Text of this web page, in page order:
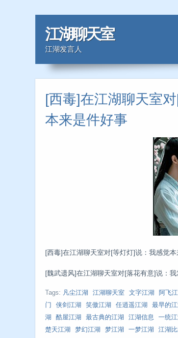
江湖聊天室
江湖发言人
[西毒]在江湖聊天室
本来是件好事
[西毒]在江湖聊天室对[等灯灯]说：我感觉
[魏武遗风]在江湖聊天室对[落花有意]说：
Tags: 凡尘江湖 江湖聊天室 文字江湖 阿飞
门
侠剑江湖 笑傲江湖 任逍遥江湖 最早的
湖
酷屋江湖 最古典的江湖 江湖信息 一统江
楚天江湖
梦幻江湖 梦江湖 一梦江湖 江湖